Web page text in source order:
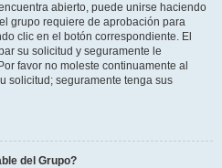
abierto, puede unirse haciendo
grupo requiere de aprobación para
clic en el botón correspondiente. El
su solicitud y seguramente le
favor no moleste continuamente al
solicitud; seguramente tenga sus
del Grupo?